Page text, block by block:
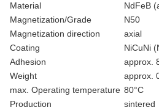
Material
NdFeB
Magnetization/Grade
N50
Magnetization direction
axial
Coating
NiCuNi
Adhesion
approx.
Weight
approx.
max. Operating temperature 80°C
Production
sintered